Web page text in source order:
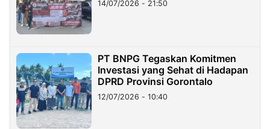
14/07/2026 - 21:50
PT BNPG Tegaskan Komitmen
Investasi yang Sehat di Hadapan
DPRD Provinsi Gorontalo
12/07/2026 - 10:40